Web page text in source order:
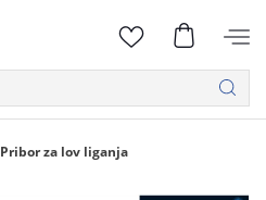
Pribor za lov liganja